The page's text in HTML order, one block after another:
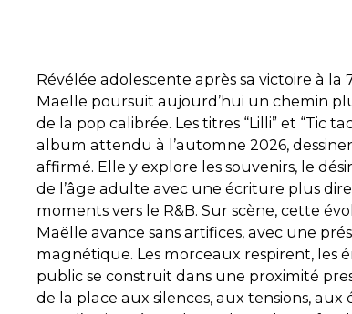
Révélée adolescente après sa victoire à la
Maëlle poursuit aujourd’hui un chemin
de la pop calibrée. Les titres “Lilli” et “Tic
album attendu à l’automne 2026,
affirmé. Elle y explore les souvenirs, le
de l’âge adulte avec une écriture plus
moments vers le R&B. Sur scène, cette
Maëlle avance sans artifices, avec une
magnétique. Les morceaux respirent, les
public se construit dans une proximité
de la place aux silences, aux tensions,